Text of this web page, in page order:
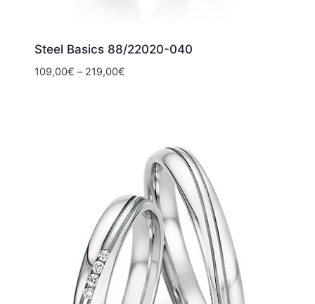
Steel Basics 88/22020-040
109,00€ – 219,00€Hintaluokka: